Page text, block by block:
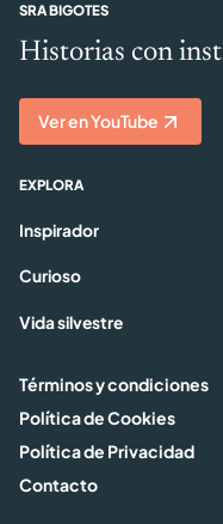
SRA BIGOTES
Historias con
Ver en YouTube
EXPLORA
Inspirador
Curioso
Vida silvestre
Términos y condiciones
Política de Cookies
Política de Privacidad
Contacto